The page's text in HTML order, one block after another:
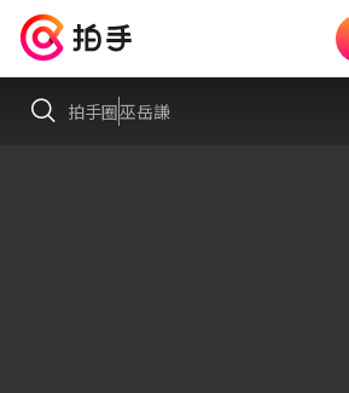
拍手圈巫岳謙